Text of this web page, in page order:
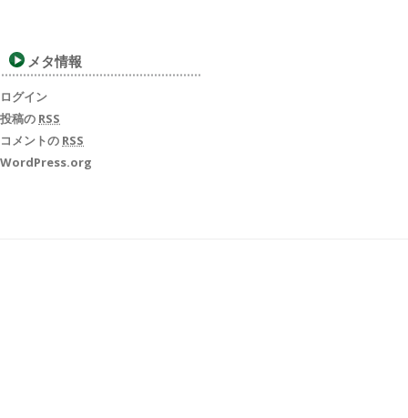
メタ情報
ログイン
投稿の RSS
コメントの RSS
WordPress.org